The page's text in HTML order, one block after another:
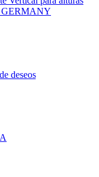
GERMANY
deseos